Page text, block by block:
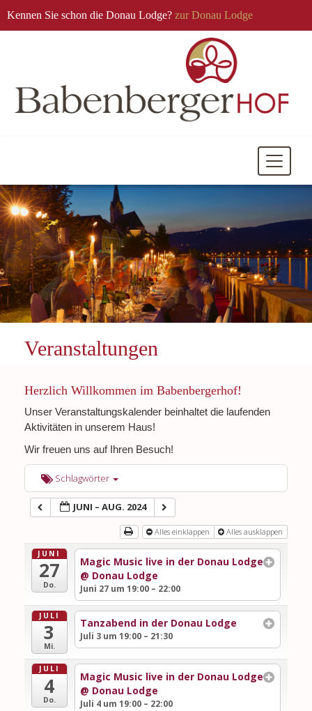
Kennen Sie schon die Donau Lodge? zur Donau Lodge
Mobile
Veranstaltungen
Herzlich Willkommen im Babenbergerhof!
Unser Veranstaltungskalender beinhaltet die laufenden
Aktivitäten in unserem Haus!
Wir freuen uns auf Ihren Besuch!
Schlagwörter
JUNI – AUG. 2024
Alles einklappen Alles ausklappen
JUNI
27
Do.
Magic Music live in der Donau Lodge
@ Donau Lodge
Juni 27 um 19:00 – 22:00
JULI
3
Mi.
Tanzabend in der Donau Lodge
Juli 3 um 19:00 – 21:30
JULI
4
Do.
Magic Music live in der Donau Lodge
@ Donau Lodge
Juli 4 um 19:00 – 22:00